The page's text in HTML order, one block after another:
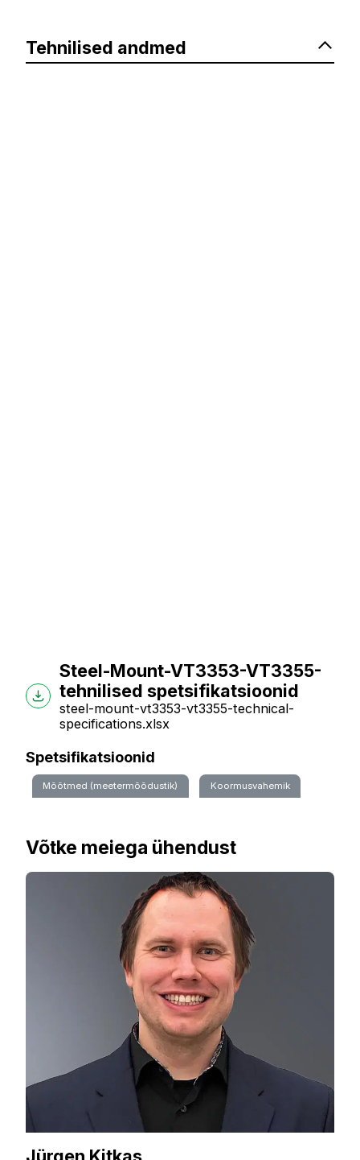
Tehnilised andmed
Steel-Mount-VT3353-VT3355-
tehnilised spetsifikatsioonid
steel-mount-vt3353-vt3355-technical-
specifications.xlsx
Spetsifikatsioonid
Mõõtmed (meetermõõdustik) Koormusvahemik
Võtke meiega ühendust
Jürgen Kitkas